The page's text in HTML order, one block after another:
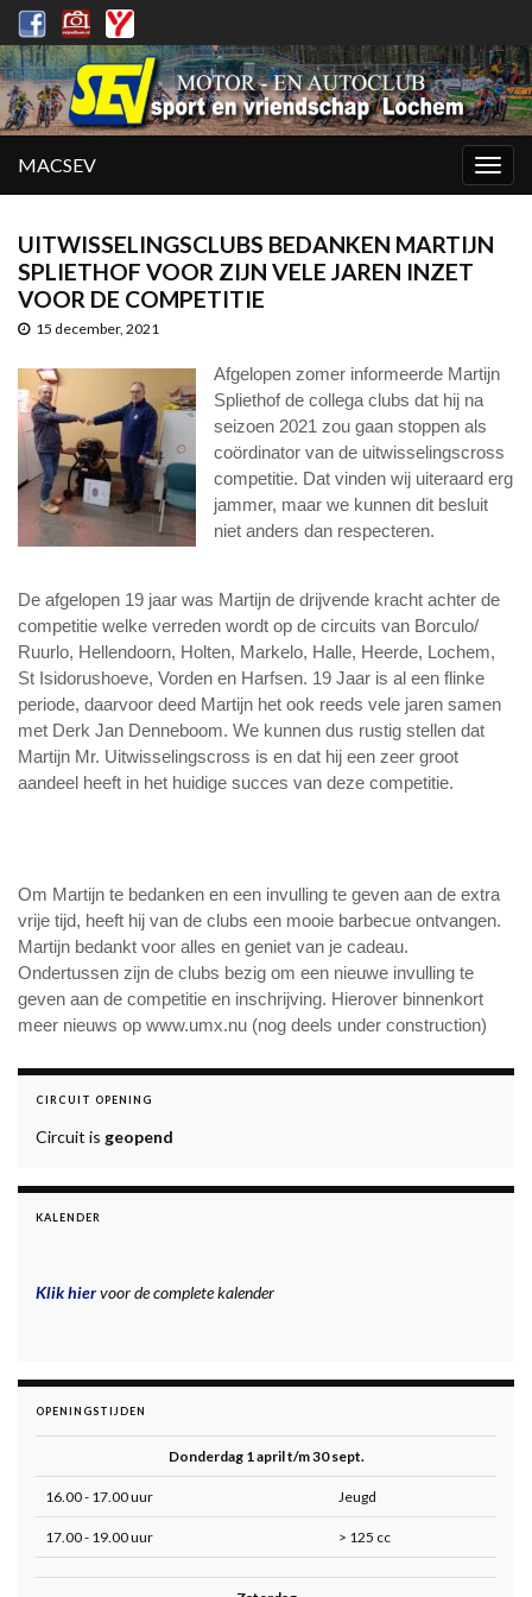
MACSEV
UITWISSELINGSCLUBS BEDANKEN MARTIJN
SPLIETHOF VOOR ZIJN VELE JAREN INZET
VOOR DE COMPETITIE
15 december, 2021
Afgelopen zomer informeerde Martijn
Spliethof de collega clubs dat hij na
seizoen 2021 zou gaan stoppen als
coördinator van de uitwisselingscross
competitie. Dat vinden wij uiteraard erg
jammer, maar we kunnen dit besluit
niet anders dan respecteren.
De afgelopen 19 jaar was Martijn de drijvende kracht achter de
competitie welke verreden wordt op de circuits van Borculo/
Ruurlo, Hellendoorn, Holten, Markelo, Halle, Heerde, Lochem,
St Isidorushoeve, Vorden en Harfsen. 19 Jaar is al een flinke
periode, daarvoor deed Martijn het ook reeds vele jaren samen
met Derk Jan Denneboom. We kunnen dus rustig stellen dat
Martijn Mr. Uitwisselingscross is en dat hij een zeer groot
aandeel heeft in het huidige succes van deze competitie.
Om Martijn te bedanken en een invulling te geven aan de extra
vrije tijd, heeft hij van de clubs een mooie barbecue ontvangen.
Martijn bedankt voor alles en geniet van je cadeau.
Ondertussen zijn de clubs bezig om een nieuwe invulling te
geven aan de competitie en inschrijving. Hierover binnenkort
meer nieuws op www.umx.nu (nog deels under construction)
CIRCUIT OPENING
Circuit is geopend
KALENDER
Klik hiervoor de complete kalender
OPENINGSTIJDEN
Donderdag 1 april t/m 30 sept.
16.00 - 17.00 uur Jeugd
17.00 - 19.00 uur > 125 cc